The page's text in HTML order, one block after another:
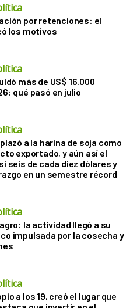
por retenciones: el
los motivos
más de US$ 16.000
qué pasó en julio
a la harina de soja como
exportado, y aún así el
seis de cada diez dólares y
en un semestre récord
la actividad llegó a su
impulsada por la cosecha y
a los 19, creó el lugar que